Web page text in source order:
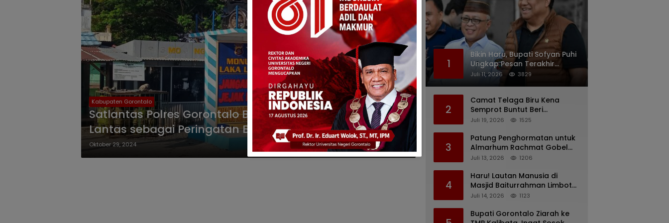
Kabupaten Gorontalo
Satlantas Polres Gorontalo Bangun Monumen Laka
Lantas sebagai Peringatan Bagi Pengendara
Oktober 29, 2024
1
Bikin Haru, Bupati Sofyan Puhi
Ungkap Pesan Terakhir
Rachmat Gobel Sehari
Sebelum Wafat
Juli 11, 2026 3829
2
Camat Telaga Biru Kena
Semprot Buntut Beri
Pernyataan Soal Gaji CS
Nunggak
Juli 19, 2026 1525
3
Patung Penghormatan untuk
Almarhum Rachmat Gobel
Digagas, Ini Tiga Lokasi yang
Juli 13, 2026 1206
4
Haru! Lautan Manusia di
Masjid Baiturrahman Limboto,
Kirim Doa untuk Almarhum
Juli 14, 2026 1123
Bupati Gorontalo Ziarah ke